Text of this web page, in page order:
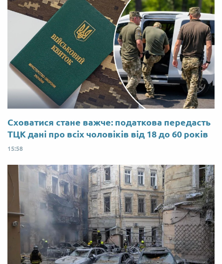
Сховатися стане важче: податкова передасть
ТЦК дані про всіх чоловіків від 18 до 60 років
15:58